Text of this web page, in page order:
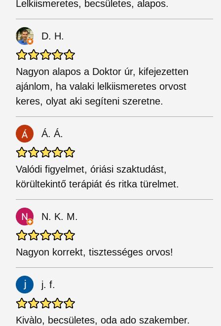
Lelkiismeretes, becsületes, alapos.
D. H.
Nagyon alapos a Doktor úr, kifejezetten
ajánlom, ha valaki lelkiismeretes orvost
keres, olyat aki segíteni szeretne.
Á. Á.
Valódi figyelmet, óriási szaktudást,
körültekintő terápiát és ritka türelmet.
N. K. M.
Nagyon korrekt, tisztességes orvos!
j. f.
Kivàlo, becsületes, oda ado szakember.